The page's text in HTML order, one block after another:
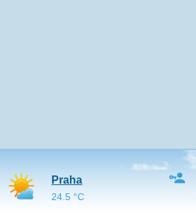
Praha
24.5 °C